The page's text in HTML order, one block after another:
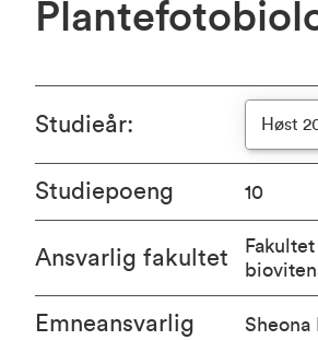
Studieår: Høst
Studiepoeng 10
Ansvarlig fakultet
Emneansvarlig Sheona